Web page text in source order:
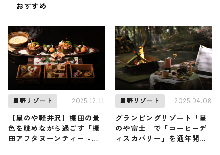
おすすめ
星野リゾート 2025.12.11
【星のや軽井沢】棚田の景
色を眺めながら過ごす「棚
田アフタヌーンティー -
星野リゾート 2025.04.08
グランピングリゾート「星
のや富士」で「コーヒーデ
ィスカバリー」を通年開